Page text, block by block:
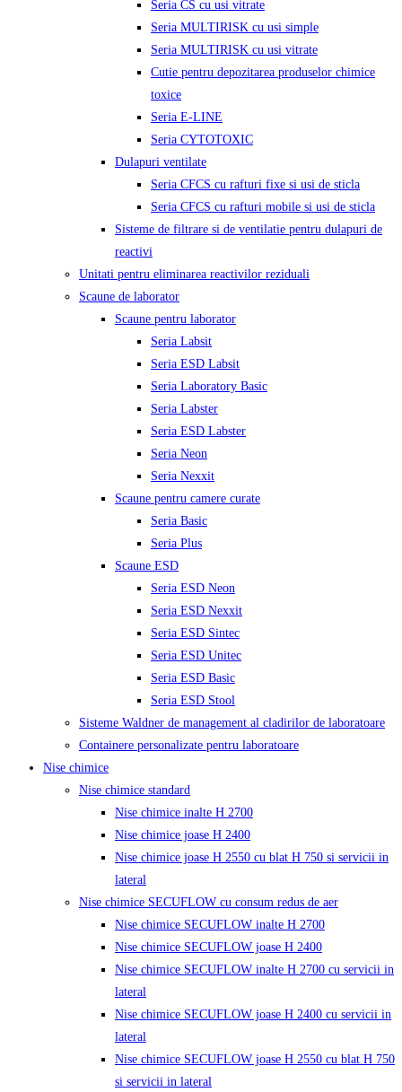
Seria CS cu usi vitrate
Seria MULTIRISK cu usi simple
Seria MULTIRISK cu usi vitrate
Cutie pentru depozitarea produselor chimice
toxice
Seria E-LINE
Seria CYTOTOXIC
Dulapuri ventilate
Seria CFCS cu rafturi fixe si usi de sticla
Seria CFCS cu rafturi mobile si usi de sticla
Sisteme de filtrare si de ventilatie pentru dulapuri de
reactivi
Unitati pentru eliminarea reactivilor reziduali
Scaune de laborator
Scaune pentru laborator
Seria Labsit
Seria ESD Labsit
Seria Laboratory Basic
Seria Labster
Seria ESD Labster
Seria Neon
Seria Nexxit
Scaune pentru camere curate
Seria Basic
Seria Plus
Scaune ESD
Seria ESD Neon
Seria ESD Nexxit
Seria ESD Sintec
Seria ESD Unitec
Seria ESD Basic
Seria ESD Stool
Sisteme Waldner de management al cladirilor de laboratoare
Containere personalizate pentru laboratoare
Nise chimice
Nise chimice standard
Nise chimice inalte H 2700
Nise chimice joase H 2400
Nise chimice joase H 2550 cu blat H 750 si servicii in
lateral
Nise chimice SECUFLOW cu consum redus de aer
Nise chimice SECUFLOW inalte H 2700
Nise chimice SECUFLOW joase H 2400
Nise chimice SECUFLOW inalte H 2700 cu servicii in
lateral
Nise chimice SECUFLOW joase H 2400 cu servicii in
lateral
Nise chimice SECUFLOW joase H 2550 cu blat H 750
si servicii in lateral